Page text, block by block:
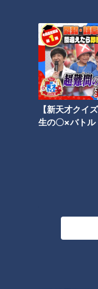
【新天才クイ
生の〇×バトル
オススメ関連コ
肉野菜大盛りサンドイ